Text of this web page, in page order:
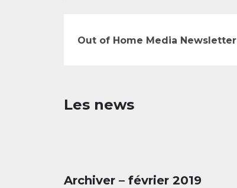
Out of Home Media Newsletter
Les news
Archiver – février 2019